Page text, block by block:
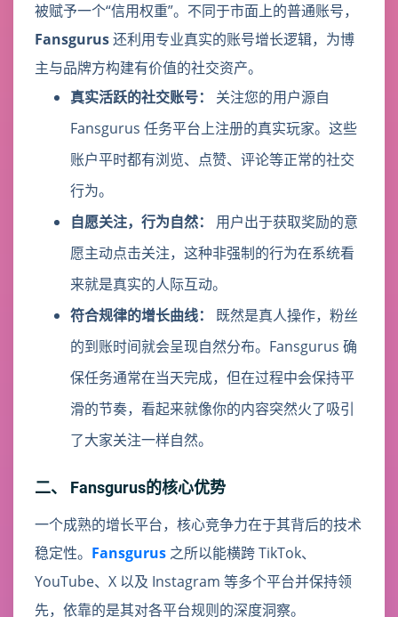
被赋予一个“信用权重”。不同于市面上的普通账号，
Fansgurus还利用专业真实的账号增长逻辑，为博
主与品牌方构建有价值的社交资产。
真实活跃的社交账号：
关注您的用户源自
Fansgurus 任务平台上注册的真实玩家。这些
账户平时都有浏览、点赞、评论等正常的社交
行为。
自愿关注，行为自然：
用户出于获取奖励的意
愿主动点击关注，这种非强制的行为在系统看
来就是真实的人际互动。
符合规律的增长曲线：
既然是真人操作，粉丝
的到账时间就会呈现自然分布。Fansgurus 确
保任务通常在当天完成，但在过程中会保持平
滑的节奏，看起来就像你的内容突然火了吸引
了大家关注一样自然。
二、 Fansgurus的核心优势
一个成熟的增长平台，核心竞争力在于其背后的技术
稳定性。 Fansgurus 之所以能横跨 TikTok、
YouTube、X 以及 Instagram 等多个平台并保持领
先，依靠的是其对各平台规则的深度洞察。